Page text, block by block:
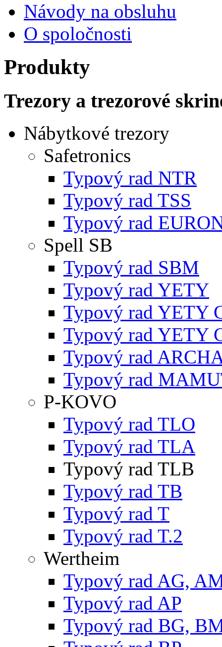
Návody na obsluhu
O spoločnosti
Produkty
Trezory a trezorové
Nábytkové trezory
Safetronics
Typový rad NTR
Typový rad TSS
Typový rad
Spell SB
Typový rad SBM
Typový rad YETY
Typový rad YETY
Typový rad YETY
Typový rad
Typový rad
P-KOVO
Typový rad TLO
Typový rad TLA
Typový rad TLB
Typový rad TB
Typový rad T
Typový rad T.2
Wertheim
Typový rad AG,
Typový rad AP
Typový rad BG,